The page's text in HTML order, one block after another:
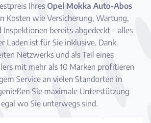
Ihres Opel Mokka Auto-Abos
Kosten wie Versicherung, Wartung,
Inspektionen bereits abgedeckt – alles
Laden ist für Sie inklusive. Dank
Netzwerks und als Teil eines
mit mehr als 10 Marken profitieren
Service an vielen Standorten in
Sie maximale Unterstützung
wo Sie unterwegs sind.